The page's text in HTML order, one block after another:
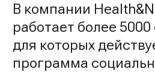
В компании
работает более
для которых
программа